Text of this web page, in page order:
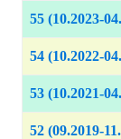
55 (10.2023-
54 (10.2022-
53 (10.2021-
52 (09.2019-